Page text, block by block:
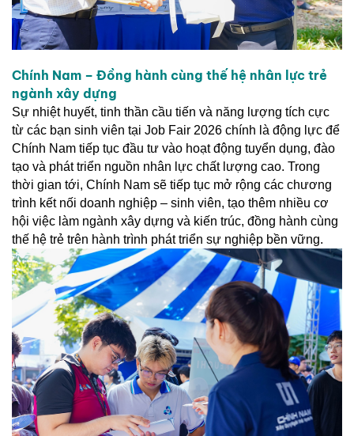
Chính Nam – Đồng hành cùng thế hệ nhân lực trẻ
ngành xây dựng
Sự nhiệt huyết, tinh thần cầu tiến và năng lượng tích cực
từ các bạn sinh viên tại Job Fair 2026 chính là động lực để
Chính Nam tiếp tục đầu tư vào hoạt động tuyển dụng, đào
tạo và phát triển nguồn nhân lực chất lượng cao. Trong
thời gian tới, Chính Nam sẽ tiếp tục mở rộng các chương
trình kết nối doanh nghiệp – sinh viên, tạo thêm nhiều cơ
hội việc làm ngành xây dựng và kiến trúc, đồng hành cùng
thế hệ trẻ trên hành trình phát triển sự nghiệp bền vững.